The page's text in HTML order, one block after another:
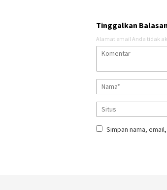
Tinggalkan Balasan
Alamat email Anda tidak
Simpan nama,